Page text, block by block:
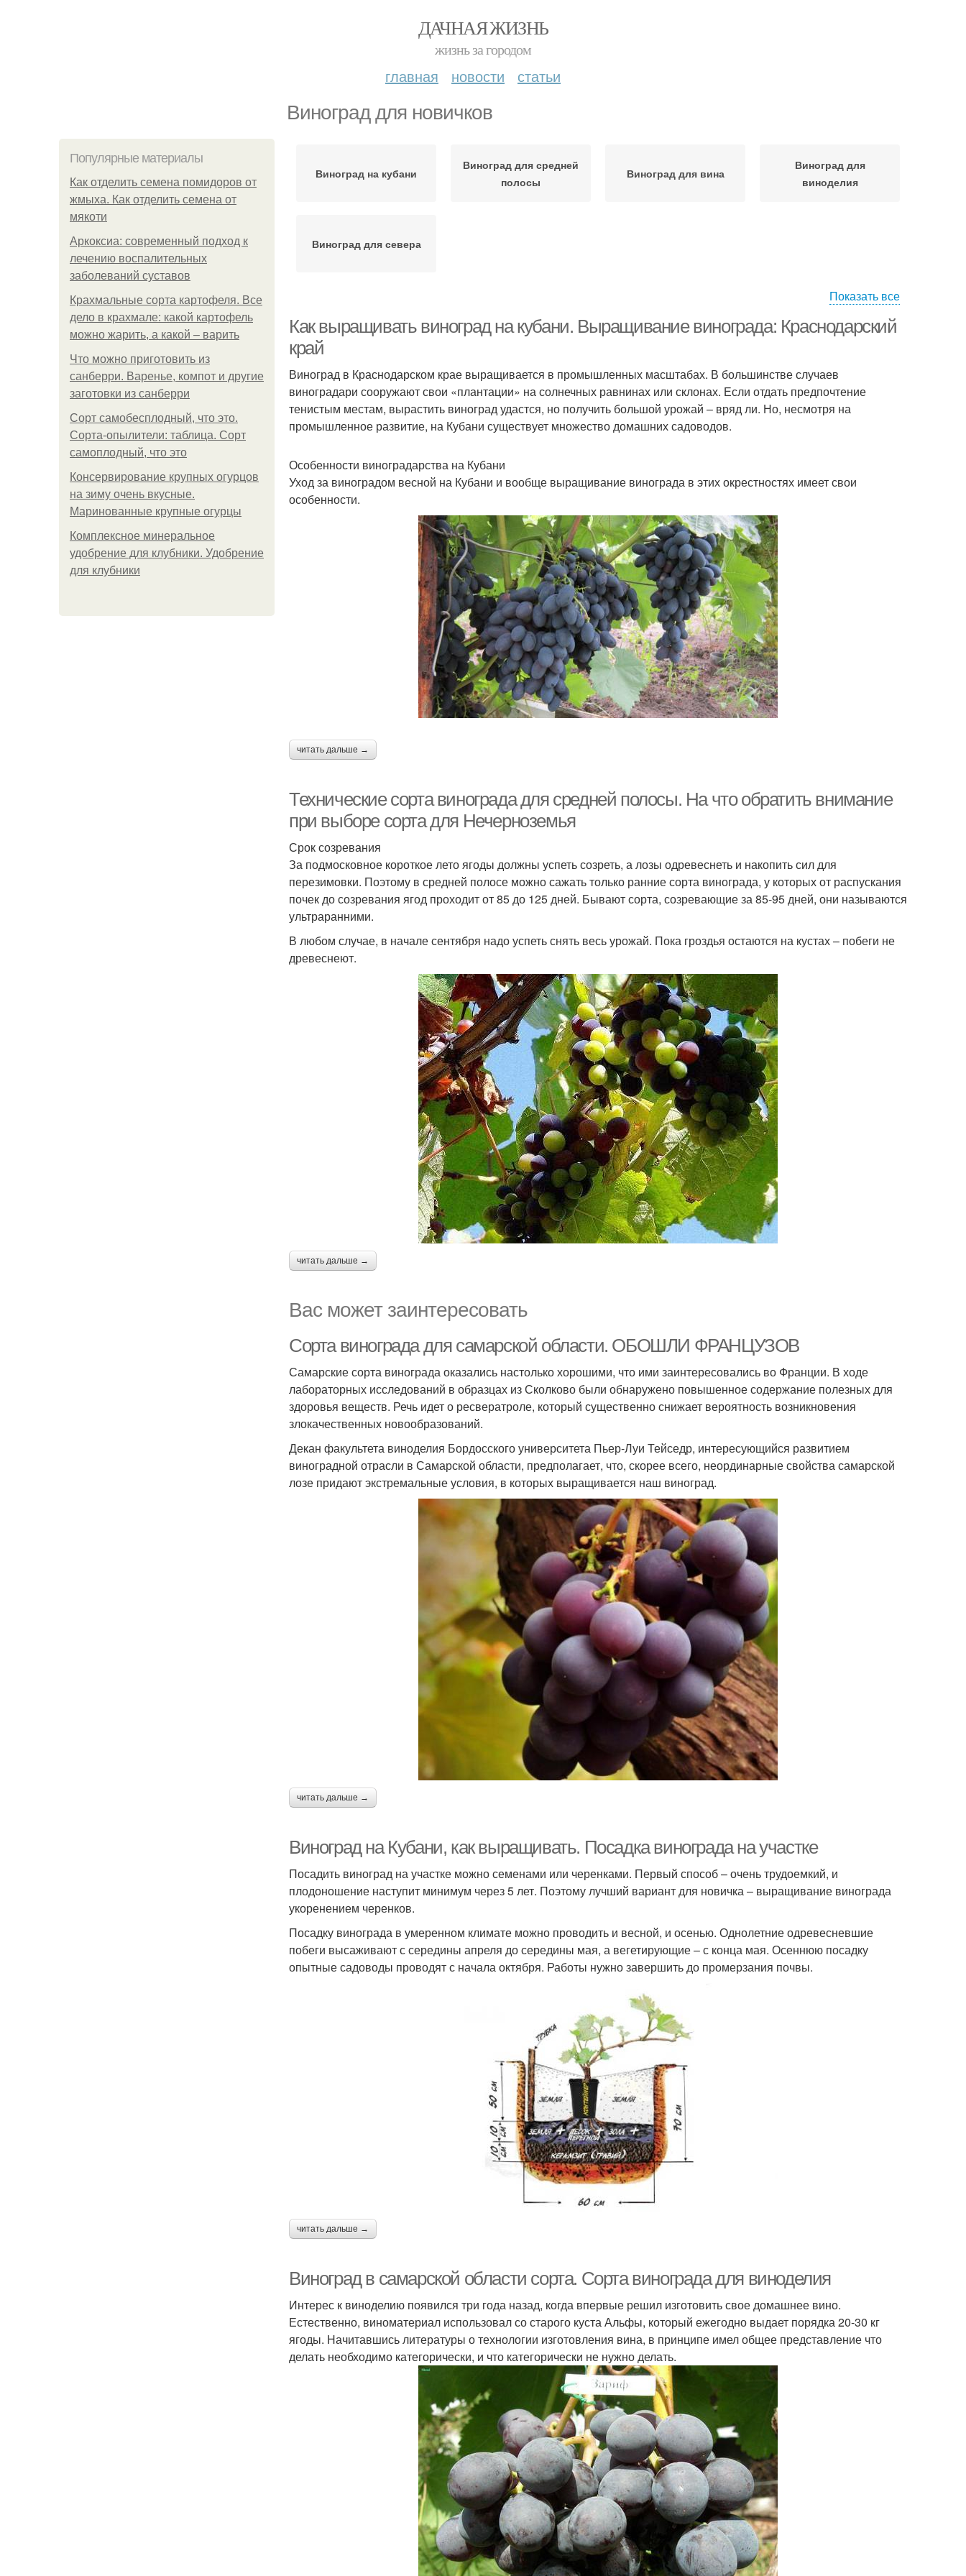
ДАЧНАЯ ЖИЗНЬ
жизнь за городом
главная новости статьи
Виноград для новичков
Популярные материалы
Как отделить семена помидоров от
жмыха. Как отделить семена от
мякоти
Аркоксиа: современный подход к
лечению воспалительных
заболеваний суставов
Крахмальные сорта картофеля. Все
дело в крахмале: какой картофель
можно жарить, а какой – варить
Что можно приготовить из
санберри. Варенье, компот и другие
заготовки из санберри
Сорт самобесплодный, что это.
Сорта-опылители: таблица. Сорт
самоплодный, что это
Консервирование крупных огурцов
на зиму очень вкусные.
Маринованные крупные огурцы
Комплексное минеральное
удобрение для клубники. Удобрение
для клубники
Виноград на кубани
Виноград для средней
полосы
Виноград для вина
Виноград для
виноделия
Виноград для севера
Показать все
Как выращивать виноград на кубани. Выращивание винограда: Краснодарский
край
Виноград в Краснодарском крае выращивается в промышленных масштабах. В большинстве случаев
виноградари сооружают свои «плантации» на солнечных равнинах или склонах. Если отдать предпочтение
тенистым местам, вырастить виноград удастся, но получить большой урожай – вряд ли. Но, несмотря на
промышленное развитие, на Кубани существует множество домашних садоводов.
Особенности виноградарства на Кубани
Уход за виноградом весной на Кубани и вообще выращивание винограда в этих окрестностях имеет свои
особенности.
читать дальше →
Технические сорта винограда для средней полосы. На что обратить внимание
при выборе сорта для Нечерноземья
Срок созревания
За подмосковное короткое лето ягоды должны успеть созреть, а лозы одревеснеть и накопить сил для
перезимовки. Поэтому в средней полосе можно сажать только ранние сорта винограда, у которых от распускания
почек до созревания ягод проходит от 85 до 125 дней. Бывают сорта, созревающие за 85-95 дней, они называются
ультраранними.
В любом случае, в начале сентября надо успеть снять весь урожай. Пока гроздья остаются на кустах – побеги не
древеснеют.
читать дальше →
Вас может заинтересовать
Сорта винограда для самарской области. ОБОШЛИ ФРАНЦУЗОВ
Самарские сорта винограда оказались настолько хорошими, что ими заинтересовались во Франции. В ходе
лабораторных исследований в образцах из Сколково были обнаружено повышенное содержание полезных для
здоровья веществ. Речь идет о ресвератроле, который существенно снижает вероятность возникновения
злокачественных новообразований.
Декан факультета виноделия Бордосского университета Пьер-Луи Тейседр, интересующийся развитием
виноградной отрасли в Самарской области, предполагает, что, скорее всего, неординарные свойства самарской
лозе придают экстремальные условия, в которых выращивается наш виноград.
читать дальше →
Виноград на Кубани, как выращивать. Посадка винограда на участке
Посадить виноград на участке можно семенами или черенками. Первый способ – очень трудоемкий, и
плодоношение наступит минимум через 5 лет. Поэтому лучший вариант для новичка – выращивание винограда
укоренением черенков.
Посадку винограда в умеренном климате можно проводить и весной, и осенью. Однолетние одревесневшие
побеги высаживают с середины апреля до середины мая, а вегетирующие – с конца мая. Осеннюю посадку
опытные садоводы проводят с начала октября. Работы нужно завершить до промерзания почвы.
читать дальше →
Виноград в самарской области сорта. Сорта винограда для виноделия
Интерес к виноделию появился три года назад, когда впервые решил изготовить свое домашнее вино.
Естественно, виноматериал использовал со старого куста Альфы, который ежегодно выдает порядка 20-30 кг
ягоды. Начитавшись литературы о технологии изготовления вина, в принципе имел общее представление что
делать необходимо категорически, и что категорически не нужно делать.